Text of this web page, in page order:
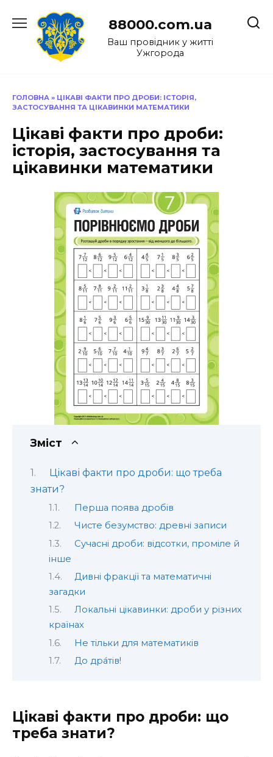
до
88000.com.ua
Ваш провідник у житті
Ужгорода
ГОЛОВНА » ЦІКАВІ ФАКТИ ПРО ДРОБИ: ІСТОРІЯ,
ЗАСТОСУВАННЯ ТА ЦІКАВИНКИ МАТЕМАТИКИ
Цікаві факти про дроби:
історія, застосування та
цікавинки математики
Зміст
Цікаві факти про дроби: що треба
знати?
Перша поява дробів
Чисте безумство: древні записи
Сучасні дроби: відсотки, проміле й
інше
Дивні фракції та математичні
загадки
Локальні цікавинки: дроби у різних
країнах
Не тільки для математиків
До дра́тів!
Цікаві факти про дроби: що
треба знати?